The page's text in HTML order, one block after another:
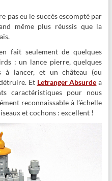
pas eu le succès escompté par
même plus réussis que la
fait seulement de quelques
: un lance pierre, quelques
à lancer, et un château (ou
Et Letranger Absurde a
caractéristiques pour nous
reconnaissable à l’échelle
et cochons : excellent !